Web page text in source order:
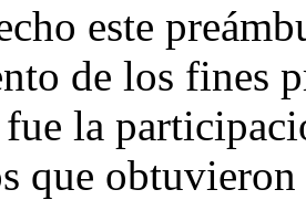
este
de los fines
la
que obtuvieron